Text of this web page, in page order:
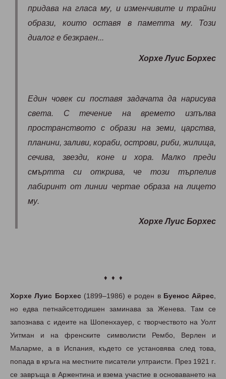
придава на гласа му, и изменчивите и трайни
образи, които оставя в паметта му. Този
диалог е безкраен...
Хорхе Луис Борхес
Един човек си поставя задачата да нарисува
света. С течение на времето изпълва
пространството с образи на земи, царства,
планини, заливи, кораби, острови, риби, жилища,
сечива, звезди, коне и хора. Малко преди
смъртта си открива, че този търпелив
лабиринт от линии чертае образа на лицето
му.
Хорхе Луис Борхес
♦ ♦ ♦
Xорхе Луис Борхес(1899–1986) е роден в Буенос Айрес,
но едва петнайсетгодишен заминава за Женева. Там се
запознава с идеите на Шопенхауер, с творчеството на Уолт
Уитман и на френските символисти Рембо, Верлен и
Маларме, а в Испания, където се установява след това,
попада в кръга на местните писатели ултраисти. През 1921 г.
се завръща в Аржентина и взема участие в основаването на